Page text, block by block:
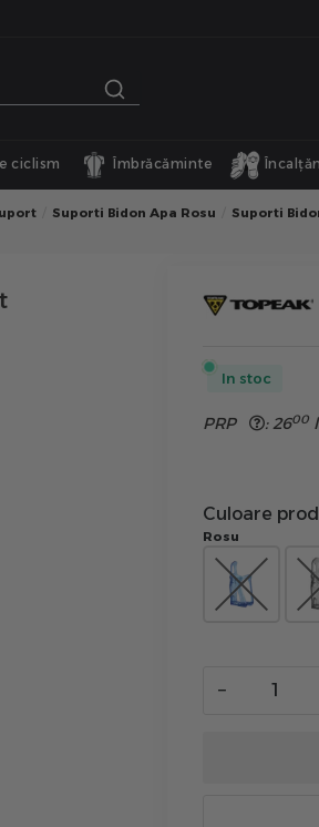
ciclism Îmbrăcăminte
Suporti Bidon Apa Rosu
Suporti
In stoc
PRP :2600
Culoare
Rosu
−